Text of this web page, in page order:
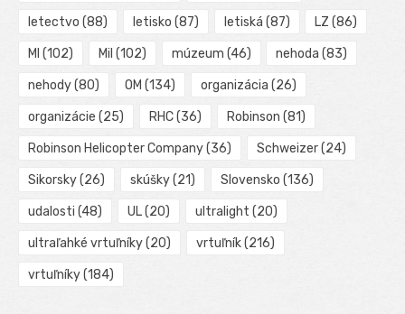
letectvo (88) letisko (87) letiská (87) LZ (86)
MI (102) Mil (102) múzeum (46) nehoda (83)
nehody(80) OM (134) organizácia (26)
organizácie (25) RHC(36) Robinson (81)
Robinson Helicopter Company(36) Schweizer(24)
Sikorsky(26) skúšky(21) Slovensko (136)
udalosti (48) UL(20) ultralight (20)
ultraľahké vrtuľníky(20) vrtuľník(216)
vrtuľníky(184)